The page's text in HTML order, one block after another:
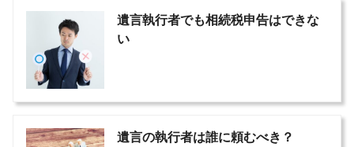
遺言執行者でも相続税申告はできな
い
遺言の執行者は誰に頼むべき？